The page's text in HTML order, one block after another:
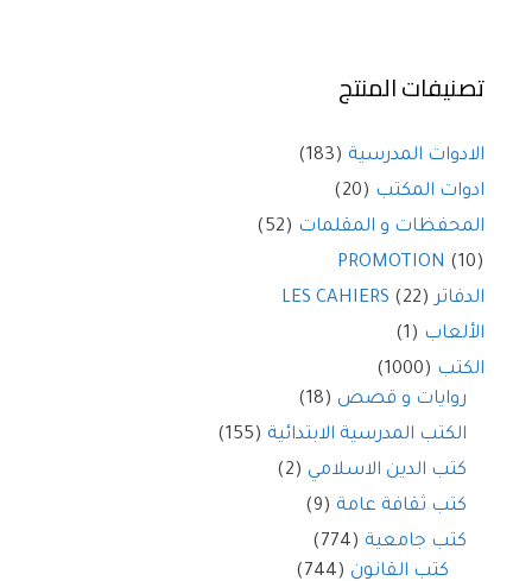
تصنيفات المنتج
الادوات المدرسية (183)
ادوات المكتب (20)
المحفظات و المقلمات (52)
PROMOTION (10)
الدفاتر LES CAHIERS (22)
الألعاب (1)
الكتب (1000)
روايات و قصص (18)
الكتب المدرسية الابتدائية (155)
كتب الدين الاسلامي (2)
كتب ثقافة عامة (9)
كتب جامعية (774)
كتب القانون (744)